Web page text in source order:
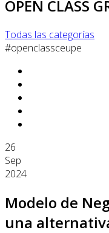
OPEN CLASS
Todas las categorías
#openclassceupe
26
Sep
2024
Modelo de
una